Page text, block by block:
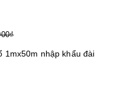
1mx50m nhập khẩu đài